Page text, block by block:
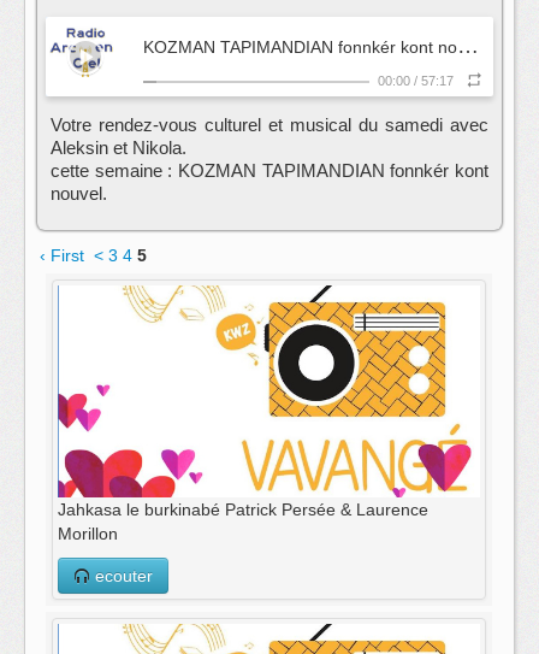
K
OZMAN TAPIMANDIAN fonnkér kont nouvel​
00:00 / 57:17
Votre rendez-vous culturel et musical du samedi avec
Aleksin et Nikola.
cette semaine : KOZMAN TAPIMANDIAN fonnkér kont
nouvel​.
‹ First < 3 4 5
Jahkasa le burkinabé Patrick Persée & Laurence
Morillon
ecouter